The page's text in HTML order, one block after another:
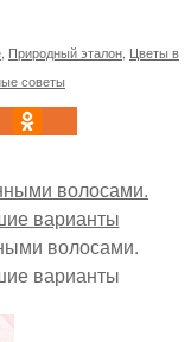
Природный эталон Цветы в
советы
волосами.
варианты